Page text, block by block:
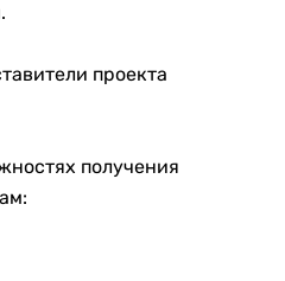
проекта
получения